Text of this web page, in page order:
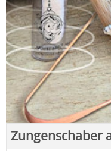
Zungenschaber